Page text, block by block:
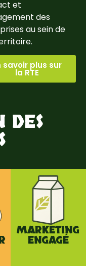
et
des
au sein de
savoir plus sur
la RTE
DES
MARKETING
ENGAGÉ